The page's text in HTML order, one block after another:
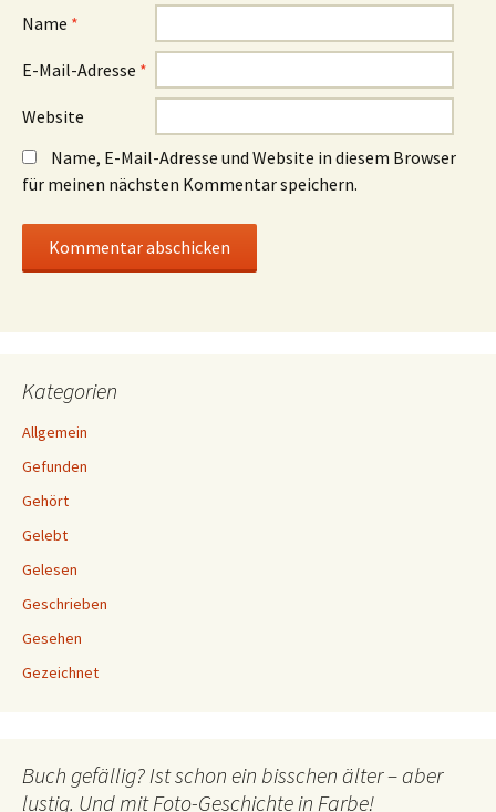
Name *
E-Mail-Adresse *
Website
Name, E-Mail-Adresse und Website in diesem Browser
für meinen nächsten Kommentar speichern.
Kategorien
Allgemein
Gefunden
Gehört
Gelebt
Gelesen
Geschrieben
Gesehen
Gezeichnet
Buch gefällig? Ist schon ein bisschen älter – aber
lustig. Und mit Foto-Geschichte in Farbe!